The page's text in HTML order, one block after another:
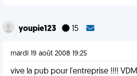
youpie123 15
mardi 19 août 2008 19:25
vive la pub pour l'entreprise !!!! VDM